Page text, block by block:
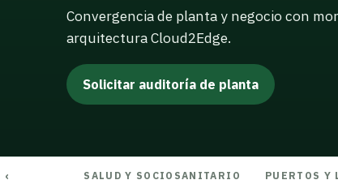
Convergencia de planta y negocio con
arquitectura Cloud2Edge.
Solicitar auditoría de planta
SALUD Y SOCIOSANITARIO PUERTOS Y